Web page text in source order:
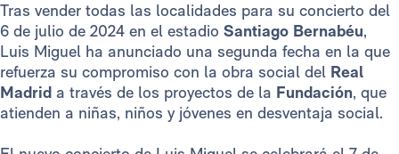
Tras vender todas las localidades para su concierto del
6 de julio de 2024 en el estadio Santiago Bernabéu,
Luis Miguel ha anunciado una segunda fecha en la que
refuerza su compromiso con la obra social del Real
Madrid a través de los proyectos de la Fundación, que
atienden a niñas, niños y jóvenes en desventaja social.